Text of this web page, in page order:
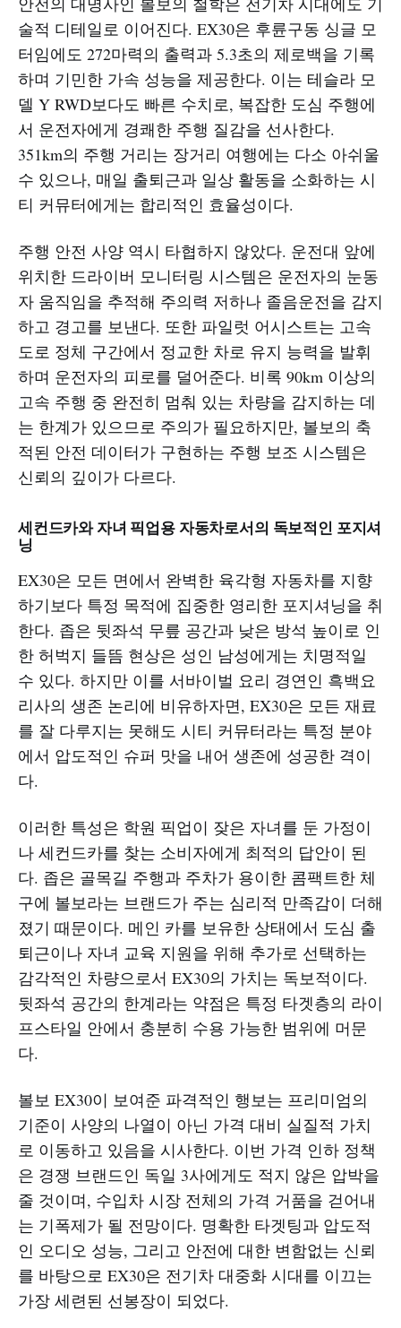
술적 디테일로 이어진다. EX30은 후륜구동 싱글 모
터임에도 272마력의 출력과 5.3초의 제로백을 기록
하며 기민한 가속 성능을 제공한다. 이는 테슬라 모
델 Y RWD보다도 빠른 수치로, 복잡한 도심 주행에
서 운전자에게 경쾌한 주행 질감을 선사한다.
351km의 주행 거리는 장거리 여행에는 다소 아쉬울
수 있으나, 매일 출퇴근과 일상 활동을 소화하는 시
티 커뮤터에게는 합리적인 효율성이다.
주행 안전 사양 역시 타협하지 않았다. 운전대 앞에
위치한 드라이버 모니터링 시스템은 운전자의 눈동
자 움직임을 추적해 주의력 저하나 졸음운전을 감지
하고 경고를 보낸다. 또한 파일럿 어시스트는 고속
도로 정체 구간에서 정교한 차로 유지 능력을 발휘
하며 운전자의 피로를 덜어준다. 비록 90km 이상의
고속 주행 중 완전히 멈춰 있는 차량을 감지하는 데
는 한계가 있으므로 주의가 필요하지만, 볼보의 축
적된 안전 데이터가 구현하는 주행 보조 시스템은
신뢰의 깊이가 다르다.
세컨드카와 자녀 픽업용 자동차로서의 독보적인 포지셔
닝
EX30은 모든 면에서 완벽한 육각형 자동차를 지향
하기보다 특정 목적에 집중한 영리한 포지셔닝을 취
한다. 좁은 뒷좌석 무릎 공간과 낮은 방석 높이로 인
한 허벅지 들뜸 현상은 성인 남성에게는 치명적일
수 있다. 하지만 이를 서바이벌 요리 경연인 흑백요
리사의 생존 논리에 비유하자면, EX30은 모든 재료
를 잘 다루지는 못해도 시티 커뮤터라는 특정 분야
에서 압도적인 슈퍼 맛을 내어 생존에 성공한 격이
다.
이러한 특성은 학원 픽업이 잦은 자녀를 둔 가정이
나 세컨드카를 찾는 소비자에게 최적의 답안이 된
다. 좁은 골목길 주행과 주차가 용이한 콤팩트한 체
구에 볼보라는 브랜드가 주는 심리적 만족감이 더해
졌기 때문이다. 메인 카를 보유한 상태에서 도심 출
퇴근이나 자녀 교육 지원을 위해 추가로 선택하는
감각적인 차량으로서 EX30의 가치는 독보적이다.
뒷좌석 공간의 한계라는 약점은 특정 타겟층의 라이
프스타일 안에서 충분히 수용 가능한 범위에 머문
다.
볼보 EX30이 보여준 파격적인 행보는 프리미엄의
기준이 사양의 나열이 아닌 가격 대비 실질적 가치
로 이동하고 있음을 시사한다. 이번 가격 인하 정책
은 경쟁 브랜드인 독일 3사에게도 적지 않은 압박을
줄 것이며, 수입차 시장 전체의 가격 거품을 걷어내
는 기폭제가 될 전망이다. 명확한 타겟팅과 압도적
인 오디오 성능, 그리고 안전에 대한 변함없는 신뢰
를 바탕으로 EX30은 전기차 대중화 시대를 이끄는
가장 세련된 선봉장이 되었다.